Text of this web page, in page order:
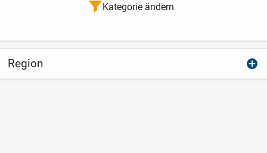
Kategorie ändern
Region